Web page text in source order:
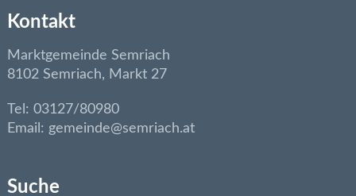
Kontakt
Marktgemeinde Semriach
8102 Semriach, Markt 27
Tel: 03127/80980
Email: gemeinde@semriach.at
Suche